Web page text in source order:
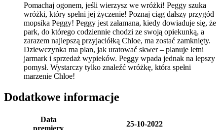
Pomachaj ogonem, jeśli wierzysz we wróżki! Peggy szuka
wróżki, który spełni jej życzenie! Poznaj ciąg dalszy przygód
mopsika Peggy! Peggy jest załamana, kiedy dowiaduje się, że
park, do którego codziennie chodzi ze swoją opiekunką, a
zarazem najlepszą przyjaciółką Chloe, ma zostać zamknięty.
Dziewczynka ma plan, jak uratować skwer – planuje letni
jarmark i sprzedaż wypieków. Peggy wpada jednak na lepszy
pomysł. Wystarczy tylko znaleźć wróżkę, która spełni
marzenie Chloe!
Dodatkowe informacje
Data
premiery
25-10-2022